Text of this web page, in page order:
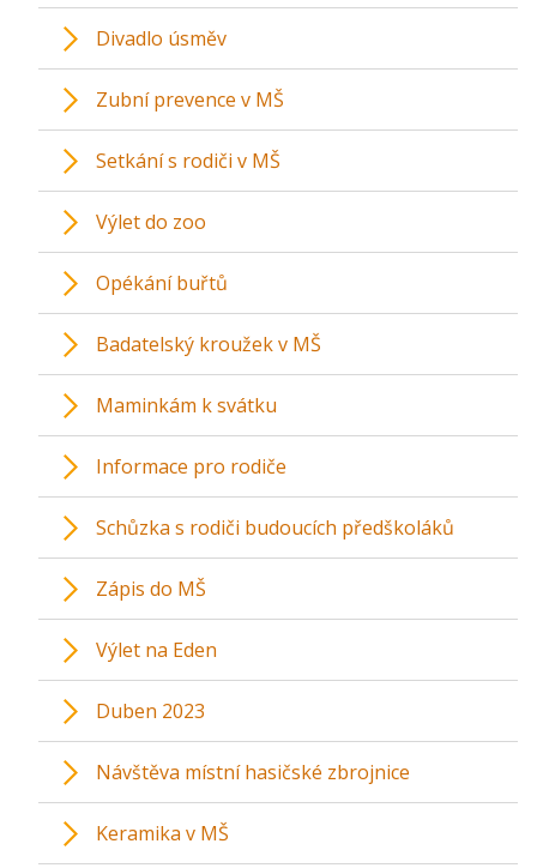
Divadlo úsměv
Zubní prevence v MŠ
Setkání s rodiči v MŠ
Výlet do zoo
Opékání buřtů
Badatelský kroužek v MŠ
Maminkám k svátku
Informace pro rodiče
Schůzka s rodiči budoucích předškoláků
Zápis do MŠ
Výlet na Eden
Duben 2023
Návštěva místní hasičské zbrojnice
Keramika v MŠ